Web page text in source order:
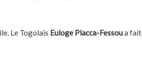
Le Togolais Euloge Placca-Fessoua fait